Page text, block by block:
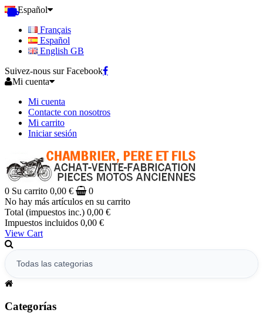
Español
Français
Español
English GB
Suivez-nous sur Facebook
Mi cuenta
Mi cuenta
Contacte con nosotros
Mi carrito
Iniciar sesión
0 Su carrito 0,00 €
0
No hay más artículos en su carrito
Total (impuestos inc.) 0,00 €
Impuestos incluidos 0,00 €
View Cart
Categorías